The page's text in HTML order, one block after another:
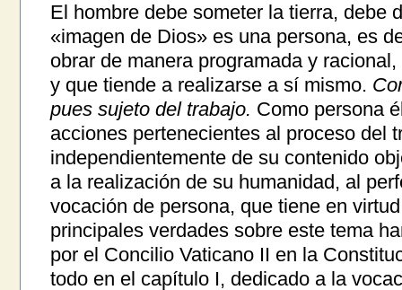
El hombre debe someter la tierra, debe
«imagen de Dios» es una persona, es
obrar de manera programada y
y que tiende a realizarse a sí mismo.
pues sujeto del trabajo. Como persona
acciones pertenecientes al proceso del
independientemente de su contenido
a la realización de su humanidad, al
vocación de persona, que tiene en
principales verdades sobre este tema
por el Concilio Vaticano II en la
todo en el capítulo I, dedicado a la